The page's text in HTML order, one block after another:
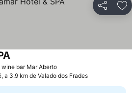
Partilhar
wine bar Mar Aberto
a 3.9 km de Valado dos Frades